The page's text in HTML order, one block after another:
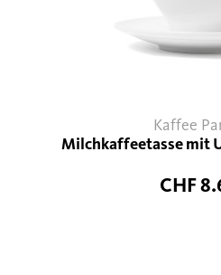
Kaffee
Milchkaffeetasse mit
CHF